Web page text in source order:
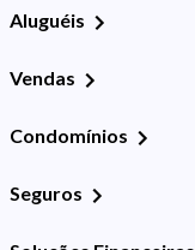
Aluguéis
Vendas
Condomínios
Seguros